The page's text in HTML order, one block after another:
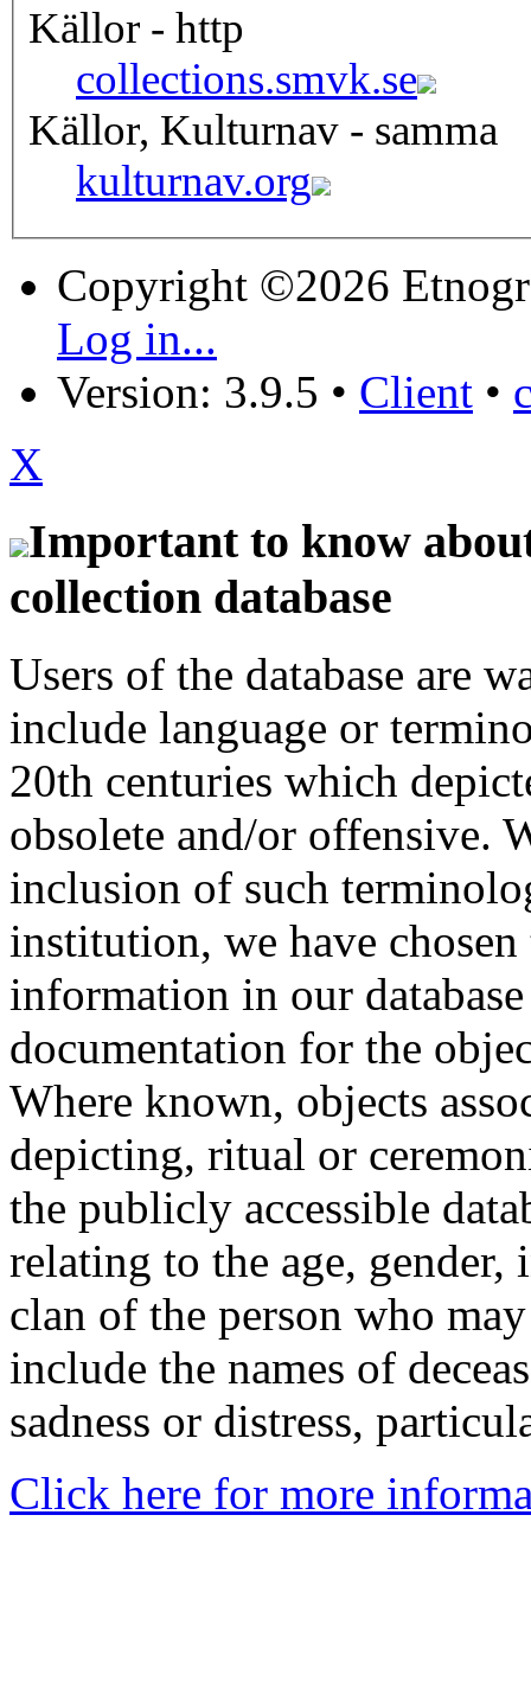
Källor - http
collections.smvk.se
Källor, Kulturnav - samma
kulturnav.org
Copyright ©2026
Log in...
Version: 3.9.5 • Client •
X
Important to know
collection database
Users of the database are
include language or
20th centuries which
obsolete and/or offensive.
inclusion of such
institution, we have
information in our
documentation for the
Where known, objects
depicting, ritual or
the publicly accessible
relating to the age,
clan of the person who
include the names of
sadness or distress,
Click here for more